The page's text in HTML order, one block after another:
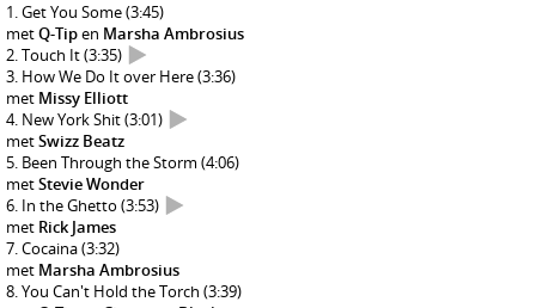
Get You Some(3:45)
metQ-Tipen Marsha Ambrosius
Touch It(3:35)
How We Do It over Here(3:36)
met Missy Elliott
New York Shit(3:01)
metSwizz Beatz
Been Through the Storm (4:06)
metStevie Wonder
In the Ghetto (3:53)
met Rick James
Cocaina(3:32)
met Marsha Ambrosius
You Can't Hold the Torch (3:39)